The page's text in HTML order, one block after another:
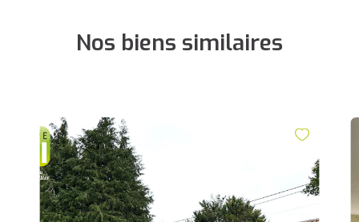
Nos biens similaires